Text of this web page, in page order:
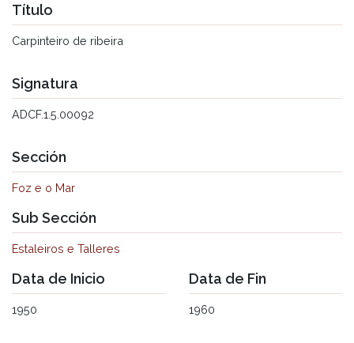
Título
Carpinteiro de ribeira
Signatura
ADCF.1.5.00092
Sección
Foz e o Mar
Sub Sección
Estaleiros e Talleres
Data de Inicio
1950
Data de Fin
1960